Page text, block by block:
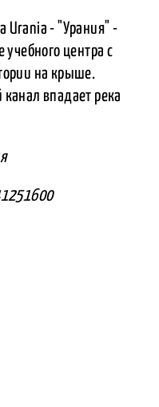
Urania - "Урания" -
учебного центра с
на крыше.
впадает река